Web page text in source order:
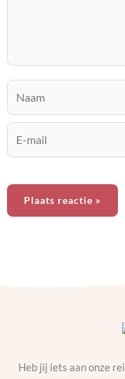
mail
Heb jij iets aan onze